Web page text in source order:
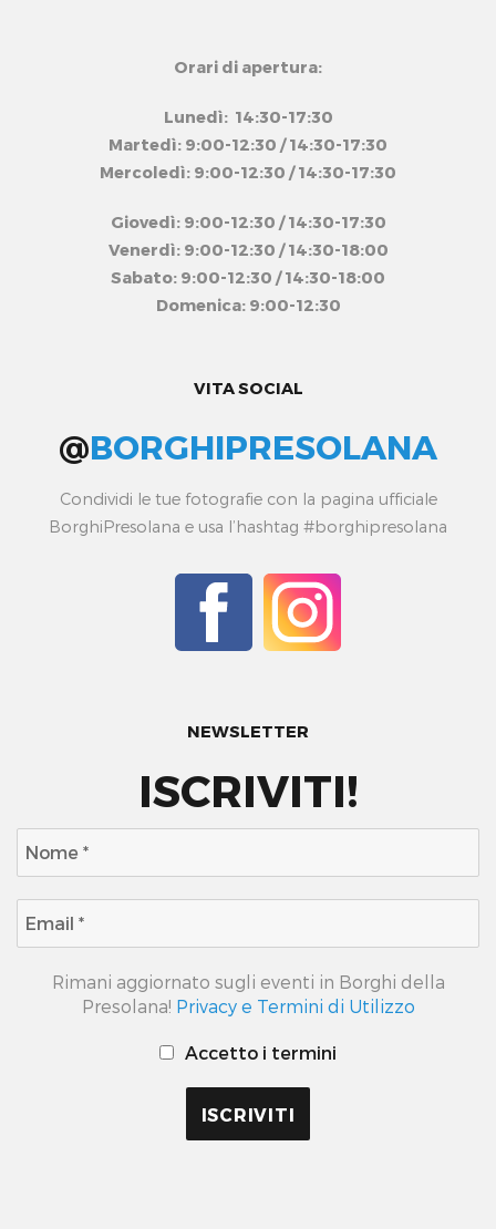
Orari di apertura:
Lunedì: 14:30-17:30
Martedì: 9:00-12:30 / 14:30-17:30
Mercoledì: 9:00-12:30 / 14:30-17:30
Giovedì: 9:00-12:30 / 14:30-17:30
Venerdì: 9:00-12:30 / 14:30-18:00
Sabato: 9:00-12:30 / 14:30-18:00
Domenica: 9:00-12:30
VITA SOCIAL
@BORGHIPRESOLANA
Condividi le tue fotografie con la pagina ufficiale
BorghiPresolana e usa l’hashtag #borghipresolana
NEWSLETTER
ISCRIVITI!
Rimani aggiornato sugli eventi in Borghi della
Presolana! Privacy e Termini di Utilizzo
Accetto i termini